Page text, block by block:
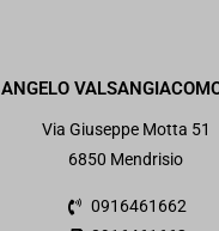
ANGELO
Via Giuseppe Motta 51
6850 Mendrisio
0916461662